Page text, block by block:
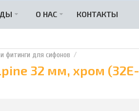
О НАС КОНТАКТЫ
фитинги для сифонов
32 мм, хром